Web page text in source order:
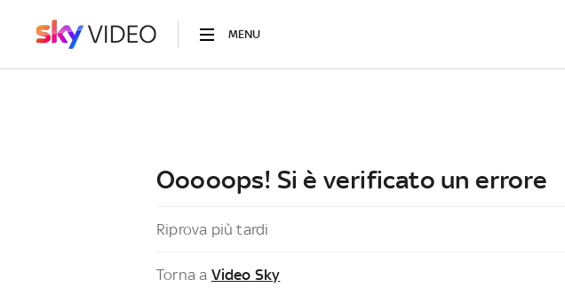
MENU
Ooooops! Si è verificato un errore
Riprova più tardi
Torna a Video Sky